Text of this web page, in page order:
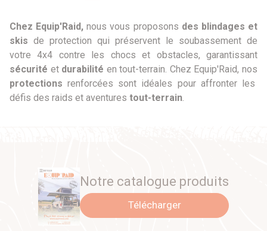
Chez Equip'Raid,nous vous proposons des blindages et
skis de protection qui préservent le soubassement de
votre 4x4 contre les chocs et obstacles, garantissant
sécurité et durabilité en tout-terrain. Chez Equip'Raid, nos
protections renforcées sont idéales pour affronter les
défis des raids et aventures tout-terrain.
Notre catalogue produits
Télécharger